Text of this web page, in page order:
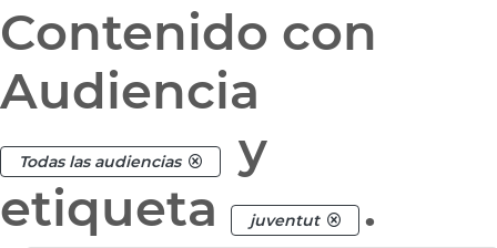
Contenido con
Audiencia
Todas las audiencias
y
etiqueta
juventut .